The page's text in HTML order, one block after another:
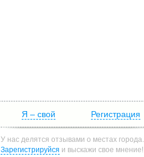
Я – свой Регистрация
У нас делятся отзывами о местах города.
Зарегистрируйся и выскажи свое мнение!